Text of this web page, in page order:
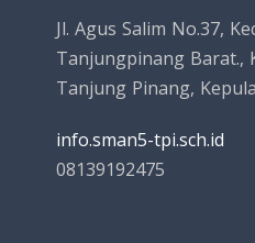
Jl. Agus Salim No.37,
Tanjungpinang Barat.,
Tanjung Pinang,
info.sman5-tpi.sch.id
08139192475